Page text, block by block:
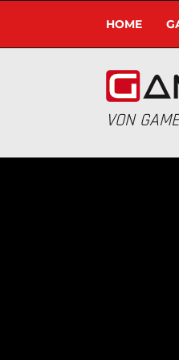
HOME
VON